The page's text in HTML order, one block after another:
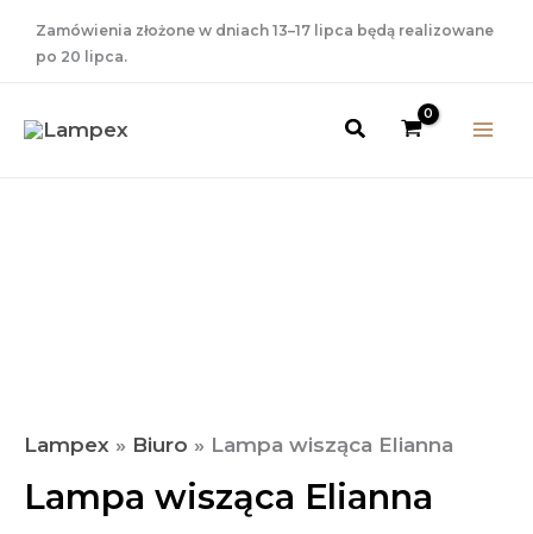
Zamówienia złożone w dniach 13–17 lipca będą realizowane
po 20 lipca.
Szukaj
Lampex » Biuro » Lampa wisząca Elianna
Lampa wisząca Elianna
89,00 Zł